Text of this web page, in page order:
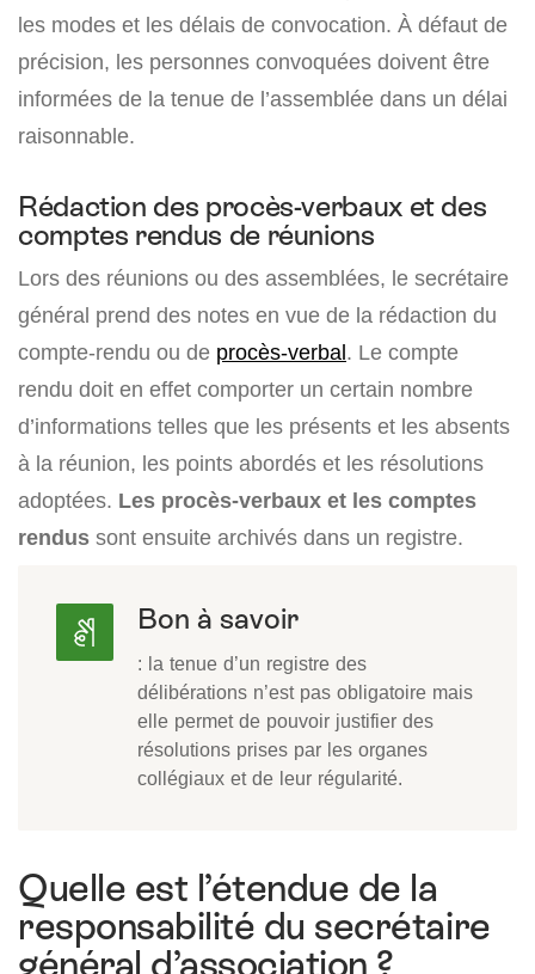
les modes et les délais de convocation. À défaut de
précision, les personnes convoquées doivent être
informées de la tenue de l’assemblée dans un délai
raisonnable.
Rédaction des procès-verbaux et des
comptes rendus de réunions
Lors des réunions ou des assemblées, le secrétaire
général prend des notes en vue de la rédaction du
compte-rendu ou de procès-verbal. Le compte
rendu doit en effet comporter un certain nombre
d’informations telles que les présents et les absents
à la réunion, les points abordés et les résolutions
adoptées. Les procès-verbaux et les comptes
rendus sont ensuite archivés dans un registre.
Bon à savoir
: la tenue d’un registre des
délibérations n’est pas obligatoire mais
elle permet de pouvoir justifier des
résolutions prises par les organes
collégiaux et de leur régularité.
Quelle est l’étendue de la
responsabilité du secrétaire
général d’association ?